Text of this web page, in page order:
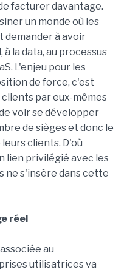
facturer davantage.
un monde où les
à avoir
la data, au processus
L'enjeu pour les
de force, c'est
par eux-mêmes
voir se développer
de sièges et donc le
clients. D'où
lien privilégié avec les
ne s'insère dans cette
réel
au
utilisatrices va